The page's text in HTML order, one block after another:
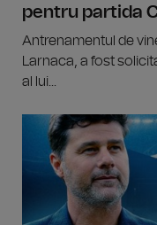
pentru partida
Antrenamentul de
Larnaca, a fost
al lui...